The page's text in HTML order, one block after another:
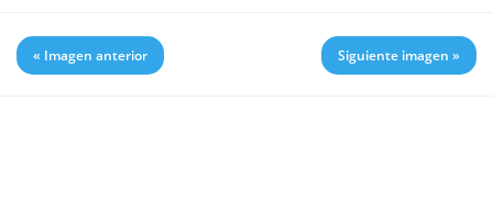
« Imagen anterior Siguiente imagen »